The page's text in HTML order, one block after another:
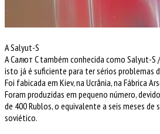
A Salyut-S
ACалют C também conhecida como Salyut-S
isto já é suficiente para ter sérios problemas
Foi fabicada em Kiev, na Ucrânia, na Fábrica
Foram produzidas em pequeno número,
de 400 Rublos, o equivalente a seis meses de
soviético.